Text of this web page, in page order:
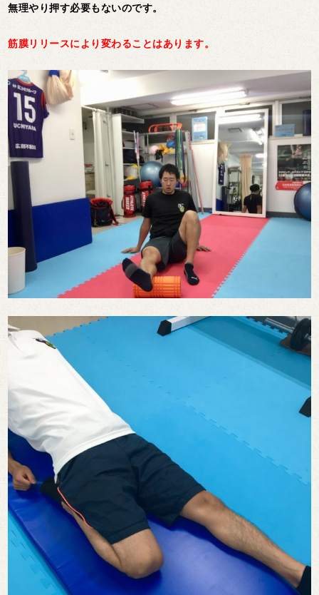
無理やり押す必要もないのです。
筋膜リリースにより変わることはあります。